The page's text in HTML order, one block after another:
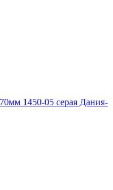
1450-05 серая Дания-